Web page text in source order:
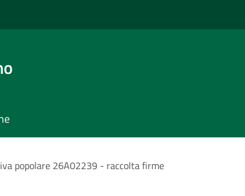
popolare 26A02239 - raccolta firme